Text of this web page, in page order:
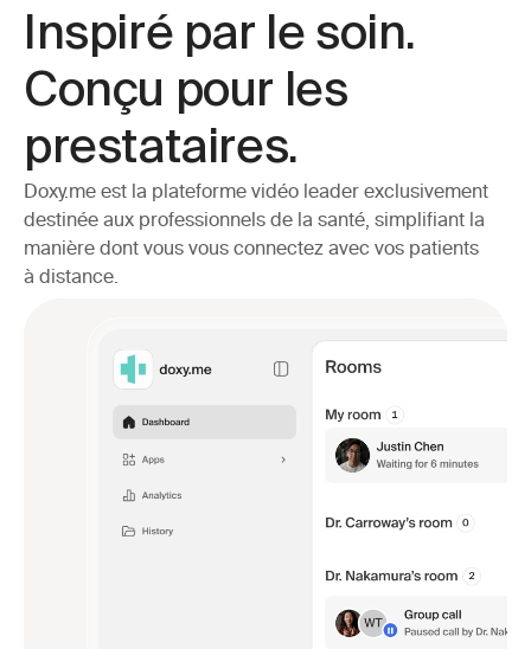
Inspiré par le soin.
Conçu pour les
prestataires.
Doxy.me est la plateforme vidéo leader exclusivement
destinée aux professionnels de la santé, simplifiant la
manière dont vous vous connectez avec vos patients
à distance.